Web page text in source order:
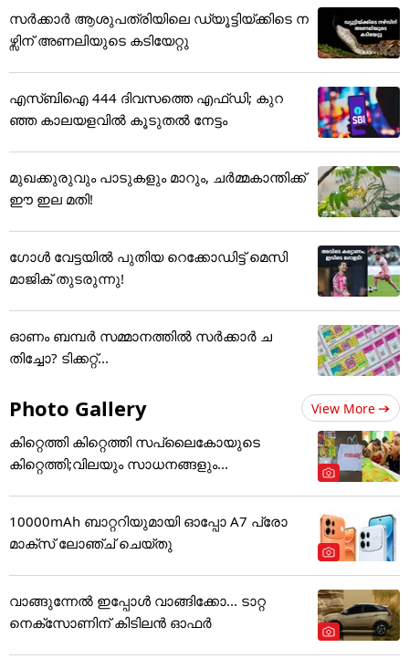
സർക്കാർ ആശുപത്രിയിലെ ഡ്യൂട്ടിയ്ക്കിടെ ന
ഴ്സിന് അ‌ണലിയുടെ കടിയേറ്റു
എസ്ബിഐ 444 ദിവസത്തെ എഫ്ഡി; കുറ
ഞ്ഞ കാലയളവില്‍ കൂടുതല്‍ നേട്ടം
മുഖക്കുരുവും പാടുകളും മാറും, ചർമ്മകാന്തിക്ക്
ഈ ഇല മതി!
ഗോൾ വേട്ടയിൽ പുതിയ റെക്കോഡിട്ട് ​മെസി
മാജിക് തുടരുന്നു!
ഓണം ബമ്പര്‍ സമ്മാനത്തില്‍ സര്‍ക്കാര്‍ ച
തിച്ചോ? ടിക്കറ്റ്...
Photo Gallery View More
കിറ്റെത്തി കിറ്റെത്തി സപ്ലൈകോയുടെ
കിറ്റെത്തി;വിലയും സാധനങ്ങളും...
10000mAh ബാറ്ററിയുമായി ഓപ്പോ A7 പ്രോ
മാക്സ് ലോഞ്ച് ചെയ്തു
വാങ്ങുന്നേൽ ഇപ്പോൾ വാങ്ങിക്കോ... ടാറ്റ
നെക്സോണിന് കിടിലൻ ഓഫർ